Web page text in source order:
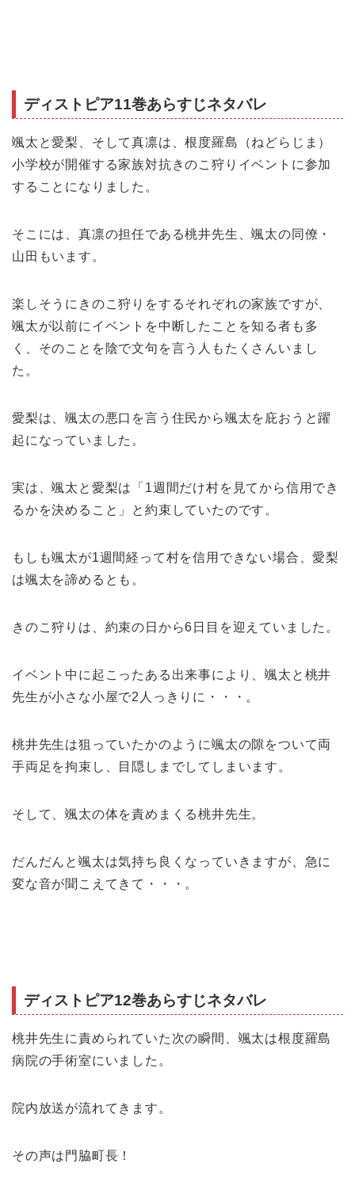
ディストピア11巻あらすじネタバレ
颯太と愛梨、そして真凛は、根度羅島（ねどらじま）
小学校が開催する家族対抗きのこ狩りイベントに参加
することになりました。
そこには、真凛の担任である桃井先生、颯太の同僚・
山田もいます。
楽しそうにきのこ狩りをするそれぞれの家族ですが、
颯太が以前にイベントを中断したことを知る者も多
く、そのことを陰で文句を言う人もたくさんいまし
た。
愛梨は、颯太の悪口を言う住民から颯太を庇おうと躍
起になっていました。
実は、颯太と愛梨は
「1週間だけ村を見てから信用でき
るかを決めること」と約束していたのです。
もしも颯太が1週間経って村を信用できない場合、愛梨
は颯太を諦めるとも。
きのこ狩りは、約束の日から6日目を迎えていました。
イベント中に起こったある出来事により、颯太と桃井
先生が小さな小屋で2人っきりに・・・。
桃井先生は狙っていたかのように颯太の隙をついて両
手両足を拘束し、目隠しまでしてしまいます。
そして、颯太の体を責めまくる桃井先生。
だんだんと颯太は気持ち良くなっていきますが、急に
変な音が聞こえてきて・・・。
ディストピア12巻あらすじネタバレ
桃井先生に責められていた次の瞬間、颯太は根度羅島
病院の手術室にいました。
院内放送が流れてきます。
その声は門脇町長！